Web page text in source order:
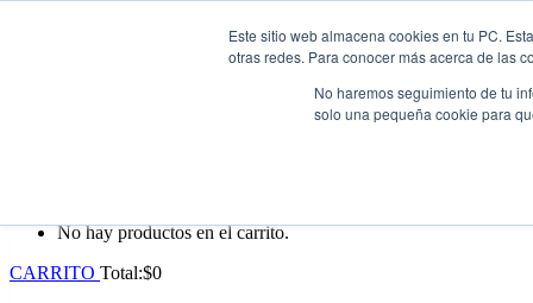
Este sitio web almacena cookies en tu PC.
otras redes. Para conocer más acerca de las
No haremos seguimiento de tu
solo una pequeña cookie para
Whatsapp: +57 (313) 552-3620 ventas@colorcacao.com
Envío gratis en Antioquia por compras superiores a $100.000.
No hay productos en el carrito.
CARRITO Total:$0